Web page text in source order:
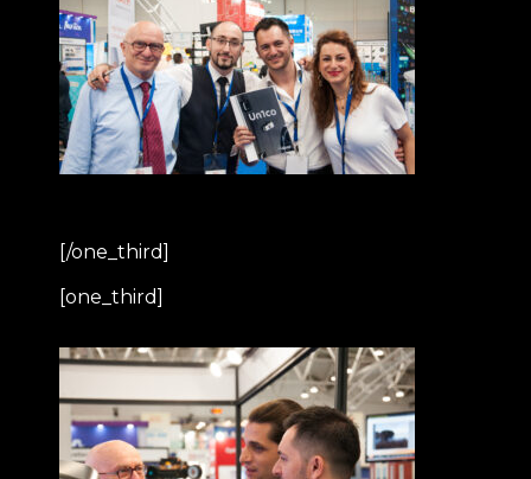
[/one_third]
[one_third]